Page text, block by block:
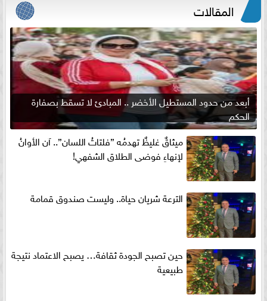
المقالات
أبعد من حدود المستطيل الأخضر .. المبادئ لا تسقط بصفارة
الحكم
ميثاقٌ غليظٌ تهدمُه ”فلتاتُ اللسان”.. آن الأوانُ
لإنهاءِ فوضى الطلاق الشفهي!
الترعة شريان حياة.. وليست صندوق قمامة
حين تصبح الجودة ثقافة… يصبح الاعتماد نتيجة
طبيعية